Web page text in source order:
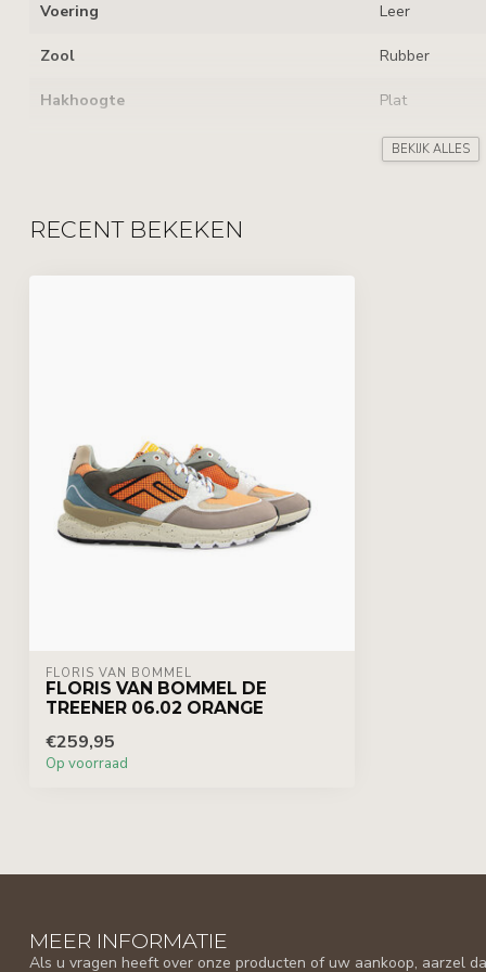
Voering Leer
Zool Rubber
Hakhoogte Plat
Kenmerken
Leverancierscode
BEKIJK ALLES
RECENT BEKEKEN
FLORIS VAN BOMMEL
FLORIS VAN BOMMEL DE
TREENER 06.02 ORANGE
€259,95
Op voorraad
MEER INFORMATIE
Als u vragen heeft over onze producten of uw aankoop, aarzel